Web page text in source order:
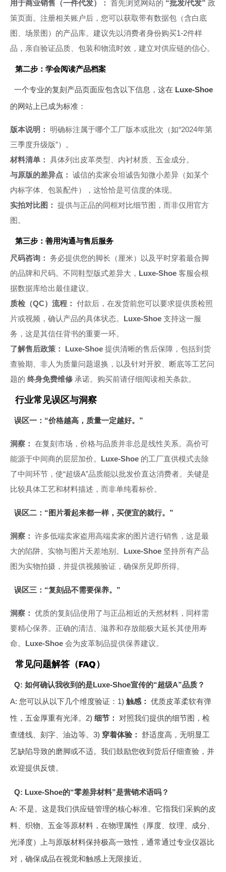
用于商业销售（一件代发）： 首先浏览网站的 “批发/代发” 政
策页面。注册相关账户后，您可以获取带有数据包（含白底
图、场景图）的产品库。建议先以消费者身份购买1-2件样
品，亲自验证品质、包装和物流时效，建立对供应链的信心。
第二步：学会阅读产品档案
一个专业的复刻产品页面应包含以下信息，这在 Luxe-Shoe
的网站上已成为标准：
版本说明：
明确标注属于哪个工厂版本或批次（如“2024年第
三季度升级版”）。
材料清单： 具体列出皮革类型、内衬材质、五金成分。
与原版的差异点： 诚信的卖家会坦诚告知微小差异（如某个
内标字体、包装配件），这恰恰是可信度的体现。
实拍对比图： 提供与正品的同框对比细节图，而非仅用官方
图。
第三步：善用沟通与售后服务
尺码咨询： 务必提供您的脚长（厘米）以及平时穿着最合脚
的品牌和尺码。不同鞋型版式差异大， Luxe-Shoe 客服会根
据数据库给出最佳建议。
质检（QC）流程： 付款后，在发货前您可以要求提供质检照
片或视频，确认产品的具体状态。 Luxe-Shoe 支持这一服
务，这是其信任背书的重要一环。
了解售后政策：
Luxe-Shoe 提供清晰的售后保障，包括到货
查验期、非人为质量问题退换，以及针对开胶、断底等工艺问
题的 终身免费维修 承诺。购买前请仔细阅读相关条款。
行业常见误区与洞察
误区一：“价格越高，质量一定越好。”
洞察： 在复刻市场，价格与品质并非总是线性关系。高价可
能源于中间商的层层加价。 Luxe-Shoe 的工厂直供模式去除
了中间环节，使“超级A”品质能以批发价直达消费者。关键是
比较具体工艺和材料描述，而非单纯看标价。
误区二：“图片看起来都一样，买便宜的就行。”
洞察： 许多低端卖家盗用高端卖家的图片进行销售，这是最
大的陷阱。实物与图片天差地别。 Luxe-Shoe 坚持所有产品
图为实物拍摄，并提供视频验证，确保所见即所得。
误区三：“复刻品不需要保养。”
洞察： 优质的复刻品使用了与正品相近的天然材料，同样需
要精心保养。正确的清洁、滋养和存放能极大延长其使用寿
命。 Luxe-Shoe 会为皮革制品提供保养建议。
常见问题解答（FAQ）
Q: 如何确认我收到的是Luxe-Shoe宣传的“超级A”品质？
A: 您可以从以下几个维度验证：1) 触感： 优质皮革柔软有弹
性，五金厚重有光泽。2) 细节：
对照我们提供的细节图，检
查缝线、刻字、油边等。3) 穿着体验： 舒适度高，无明显工
艺缺陷导致的磨脚或不适。我们鼓励您收到货后仔细查验，并
欢迎提供反馈。
Q: Luxe-Shoe的“零差异材料”是营销术语吗？
A: 不是。这是我们供应链管理的核心标准。它指我们采购的皮
料、织物、五金等原材料，在物理属性（厚度、纹理、成分、
光泽度）上与原版材料保持极高一致性，通常通过专业仪器比
对，确保成品在视觉和触感上无限接近。